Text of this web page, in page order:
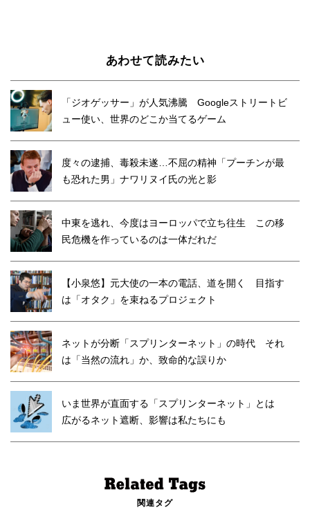
あわせて読みたい
「ジオゲッサー」が人気沸騰 Googleストリートビ
ュー使い、世界のどこか当てるゲーム
度々の逮捕、毒殺未遂…不屈の精神「プーチンが最
も恐れた男」ナワリヌイ氏の光と影
中東を逃れ、今度はヨーロッパで立ち往生 この移
民危機を作っているのは一体だれだ
【小泉悠】元大使の一本の電話、道を開く 目指す
は「オタク」を束ねるプロジェクト
ネットが分断「スプリンターネット」の時代 それ
は「当然の流れ」か、致命的な誤りか
いま世界が直面する「スプリンターネット」とは
広がるネット遮断、影響は私たちにも
関連タグ